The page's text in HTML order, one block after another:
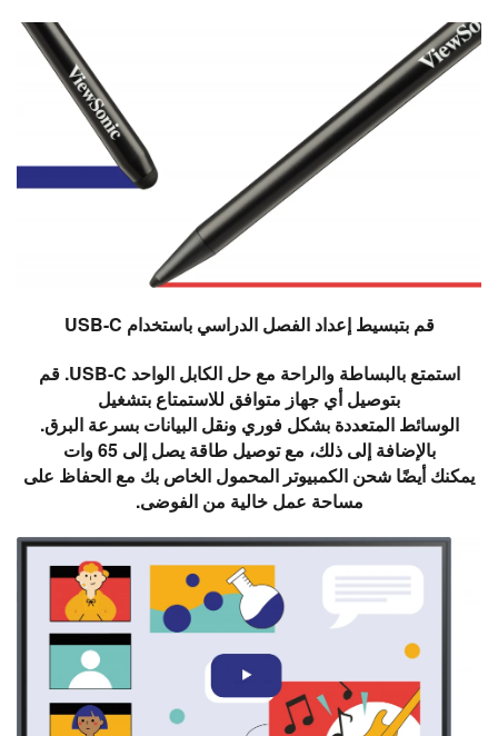
قم بتبسيط إعداد الفصل الدراسي باستخدام USB-C
استمتع بالبساطة والراحة مع حل الكابل الواحد USB-C. قم
بتوصيل أي جهاز متوافق للاستمتاع بتشغيل
الوسائط المتعددة بشكل فوري ونقل البيانات بسرعة البرق.
بالإضافة إلى ذلك، مع توصيل طاقة يصل إلى 65 وات
يمكنك أيضًا شحن الكمبيوتر المحمول الخاص بك مع الحفاظ على
مساحة عمل خالية من الفوضى.